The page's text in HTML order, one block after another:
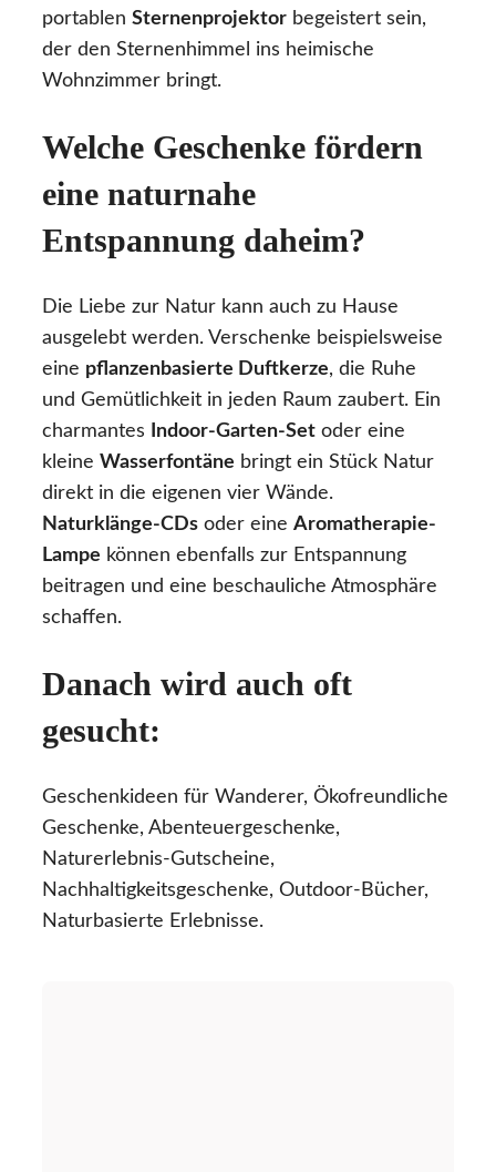
portablen Sternenprojektor begeistert sein,
der den Sternenhimmel ins heimische
Wohnzimmer bringt.
Welche Geschenke fördern
eine naturnahe
Entspannung daheim?
Die Liebe zur Natur kann auch zu Hause
ausgelebt werden. Verschenke beispielsweise
eine pflanzenbasierte Duftkerze, die Ruhe
und Gemütlichkeit in jeden Raum zaubert. Ein
charmantes
Indoor-Garten-Set oder eine
kleine Wasserfontäne bringt ein Stück Natur
direkt in die eigenen vier Wände.
Naturklänge-CDs oder eine Aromatherapie-
Lampe können ebenfalls zur Entspannung
beitragen und eine beschauliche Atmosphäre
schaffen.
Danach wird auch oft
gesucht:
Geschenkideen für Wanderer, Ökofreundliche
Geschenke, Abenteuergeschenke,
Naturerlebnis-Gutscheine,
Nachhaltigkeitsgeschenke, Outdoor-Bücher,
Naturbasierte Erlebnisse.